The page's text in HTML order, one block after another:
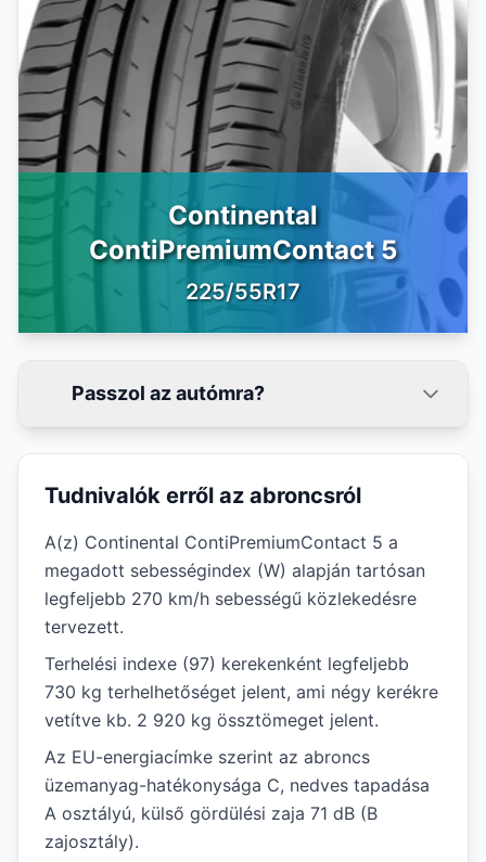
Continental
ContiPremiumContact 5
225/55R17
Passzol az autómra?
Tudnivalók erről az abroncsról
A(z) Continental ContiPremiumContact 5 a
megadott sebességindex (W) alapján tartósan
legfeljebb 270 km/h sebességű közlekedésre
tervezett.
Terhelési indexe (97) kerekenként legfeljebb
730 kg terhelhetőséget jelent, ami négy kerékre
vetítve kb. 2 920 kg össztömeget jelent.
Az EU-energiacímke szerint az abroncs
üzemanyag-hatékonysága C, nedves tapadása
A osztályú, külső gördülési zaja 71 dB (B
zajosztály).